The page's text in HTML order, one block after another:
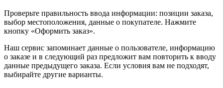
Проверьте правильность ввода информации: позиции заказа,
выбор местоположения, данные о покупателе. Нажмите
кнопку «Оформить заказ».
Наш сервис запоминает данные о пользователе, информацию
о заказе и в следующий раз предложит вам повторить к вводу
данные предыдущего заказа. Если условия вам не подходят,
выбирайте другие варианты.